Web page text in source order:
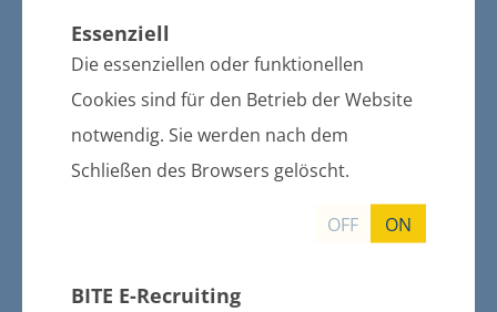
Essenziell
Die essenziellen oder funktionellen
Cookies sind für den Betrieb der Website
notwendig. Sie werden nach dem
Schließen des Browsers gelöscht.
OFF ON
BITE E-Recruiting
08.07.2020
Hinweis auf eine Bekanntmachung der
Amtsblatt Nr. 07 / 2020 am 08.07.2020
Die Öffentliche Bekanntmachung erfolgt
entsprechend der Hauptsatzung der